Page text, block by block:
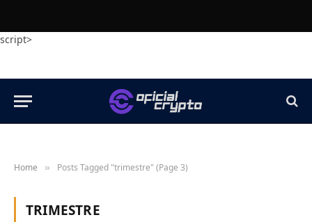
script>
Home » Posts Tagged "trimestre" (Page 3)
TRIMESTRE